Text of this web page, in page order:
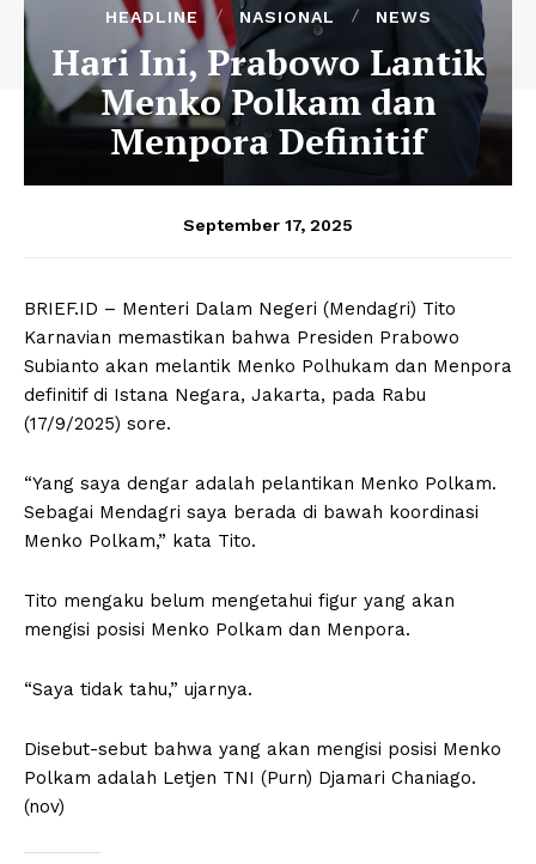
HEADLINE NASIONAL NEWS
Hari Ini, Prabowo Lantik
Menko Polkam dan
Menpora Definitif
September 17, 2025
BRIEF.ID – Menteri Dalam Negeri (Mendagri) Tito
Karnavian memastikan bahwa Presiden Prabowo
Subianto akan melantik Menko Polhukam dan Menpora
definitif di Istana Negara, Jakarta, pada Rabu
(17/9/2025) sore.
“Yang saya dengar adalah pelantikan Menko Polkam.
Sebagai Mendagri saya berada di bawah koordinasi
Menko Polkam,” kata Tito.
Tito mengaku belum mengetahui figur yang akan
mengisi posisi Menko Polkam dan Menpora.
“Saya tidak tahu,” ujarnya.
Disebut-sebut bahwa yang akan mengisi posisi Menko
Polkam adalah Letjen TNI (Purn) Djamari Chaniago.
(nov)